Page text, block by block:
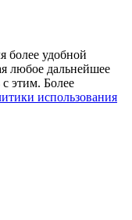
более удобной
любое дальнейшее
этим. Более
использования